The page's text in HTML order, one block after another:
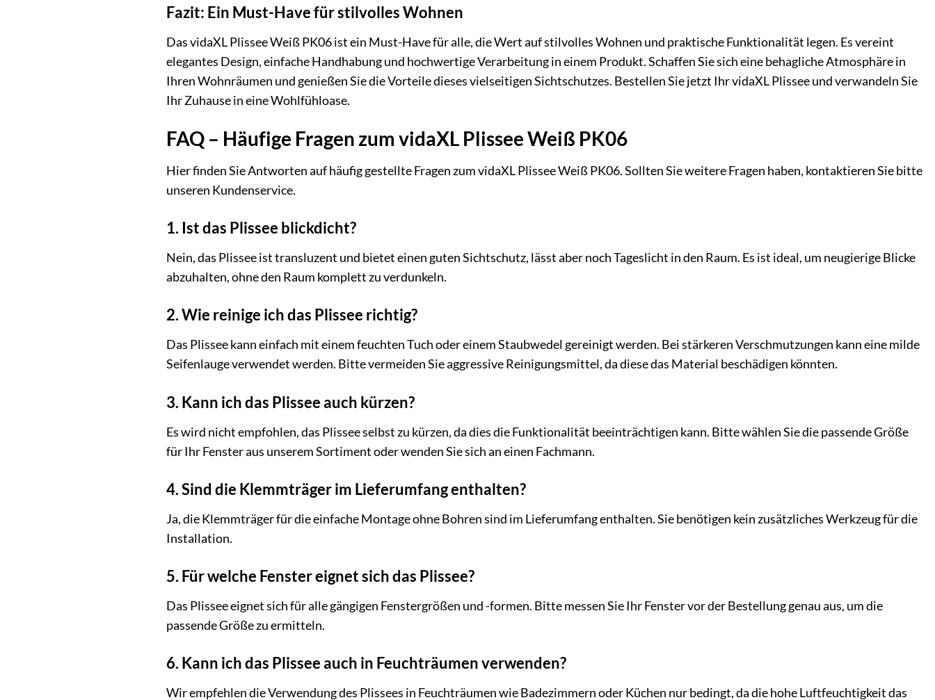
Fazit: Ein Must-Have für stilvolles Wohnen
Das vidaXL Plissee Weiß PK06 ist ein Must-Have für alle, die Wert auf stilvolles Wohnen und praktische Funktionalität legen. Es vereint
elegantes Design, einfache Handhabung und hochwertige Verarbeitung in einem Produkt. Schaffen Sie sich eine behagliche Atmosphäre in
Ihren Wohnräumen und genießen Sie die Vorteile dieses vielseitigen Sichtschutzes. Bestellen Sie jetzt Ihr vidaXL Plissee und verwandeln Sie
Ihr Zuhause in eine Wohlfühloase.
FAQ – Häufige Fragen zum vidaXL Plissee Weiß PK06
Hier finden Sie Antworten auf häufig gestellte Fragen zum vidaXL Plissee Weiß PK06. Sollten Sie weitere Fragen haben, kontaktieren Sie bitte
unseren Kundenservice.
1. Ist das Plissee blickdicht?
Nein, das Plissee ist transluzent und bietet einen guten Sichtschutz, lässt aber noch Tageslicht in den Raum. Es ist ideal, um neugierige Blicke
abzuhalten, ohne den Raum komplett zu verdunkeln.
2. Wie reinige ich das Plissee richtig?
Das Plissee kann einfach mit einem feuchten Tuch oder einem Staubwedel gereinigt werden. Bei stärkeren Verschmutzungen kann eine milde
Seifenlauge verwendet werden. Bitte vermeiden Sie aggressive Reinigungsmittel, da diese das Material beschädigen könnten.
3. Kann ich das Plissee auch kürzen?
Es wird nicht empfohlen, das Plissee selbst zu kürzen, da dies die Funktionalität beeinträchtigen kann. Bitte wählen Sie die passende Größe
für Ihr Fenster aus unserem Sortiment oder wenden Sie sich an einen Fachmann.
4. Sind die Klemmträger im Lieferumfang enthalten?
Ja, die Klemmträger für die einfache Montage ohne Bohren sind im Lieferumfang enthalten. Sie benötigen kein zusätzliches Werkzeug für die
Installation.
5. Für welche Fenster eignet sich das Plissee?
Das Plissee eignet sich für alle gängigen Fenstergrößen und -formen. Bitte messen Sie Ihr Fenster vor der Bestellung genau aus, um die
passende Größe zu ermitteln.
6. Kann ich das Plissee auch in Feuchträumen verwenden?
Wir empfehlen die Verwendung des Plissees in Feuchträumen wie Badezimmern oder Küchen nur bedingt, da die hohe Luftfeuchtigkeit das